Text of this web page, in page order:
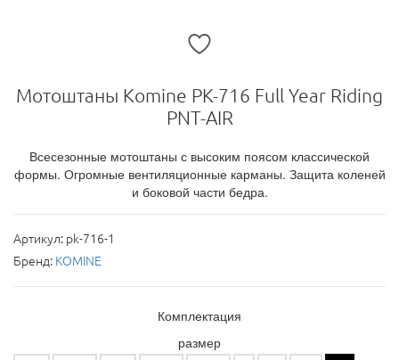
Мотоштаны Komine PK-716 Full Year Riding
PNT-AIR
Всесезонные мотоштаны с высоким поясом классической
формы. Огромные вентиляционные карманы. Защита коленей
и боковой части бедра.
Артикул: pk-716-1
Бренд: KOMINE
Комплектация
размер